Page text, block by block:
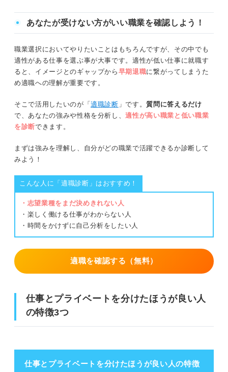
あなたが受けない方がいい職業を確認しよう！
職業選択においてやりたいことはもちろんですが、その中でも
適性がある仕事を選ぶ事が大事です。適性が低い仕事に就職す
ると、イメージとのギャップから 早期退職に繋がってしまうた
め適職への理解が重要です。
そこで活用したいのが「適職診断 」です。質問に答えるだけ
で、あなたの強みや性格を分析し、適性が高い職業と低い職業
を診断できます。
まずは強みを理解し、自分がどの職業で活躍できるか診断して
みよう！
こんな人に「適職診断」はおすすめ！
・志望業種をまだ決めきれない人
・楽しく働ける仕事がわからない人
・時間をかけずに自己分析をしたい人
適職を確認する（無料）
仕事とプライベートを分けたほうが良い人
の特徴3つ
仕事とプライベートを分けたほうが良い人の特徴